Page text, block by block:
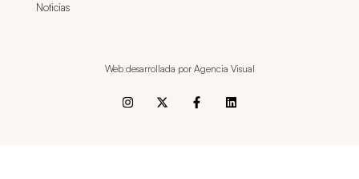
Noticias
Web desarrollada por Agencia Visual